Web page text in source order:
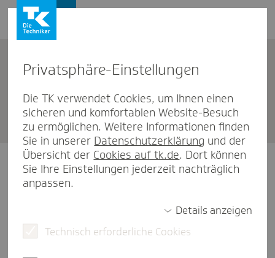
TK Bremen Airbus/As­trium
Unternehmen
Wichtiger Hinweis!
Unsere Kundenberatung Bremen Airbus ist
14.08.2026 ganztägig geschlossen.
Privat­sphäre-Einstel­lungen
Die TK verwendet Cookies, um Ihnen einen
sicheren und komfortablen Website-Besuch
zu ermöglichen. Weitere Informationen finden
Sie in unserer Datenschutzerklärung und der
Übersicht der Cookies auf tk.de. Dort können
Sie Ihre Einstellungen jederzeit nachträglich
anpassen.
Details anzeigen
Technisch erforderliche Cookies